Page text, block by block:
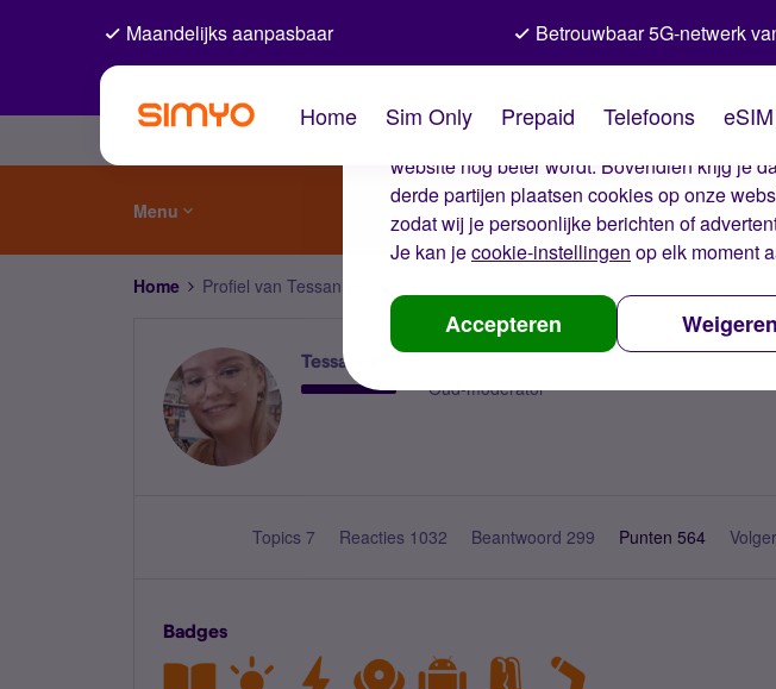
De cookies van Simyo
Wij gebruiken cookies op onze website. Met
website nog beter wordt. Bovendien krijg je
derde partijen plaatsen cookies op onze
zodat wij je persoonlijke berichten of
Je kan jecookie-instellingen op elk moment
Accepteren Weigeren
Maandelijks aanpasbaar Betrouwbaar 5G-netwerk
Home Sim Only Prepaid Telefoons eSIM
Menu
Home Profiel van Tessanne
Tessanne
Oud-moderator
Topics 7 Reacties 1032 Beantwoord 299 Punten 564 Volger
Badges